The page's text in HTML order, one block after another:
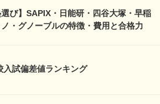
選び】SAPIX・日能研・四谷大塚・早稲
・グノーブルの特徴・費用と合格力
入試偏差値ランキング